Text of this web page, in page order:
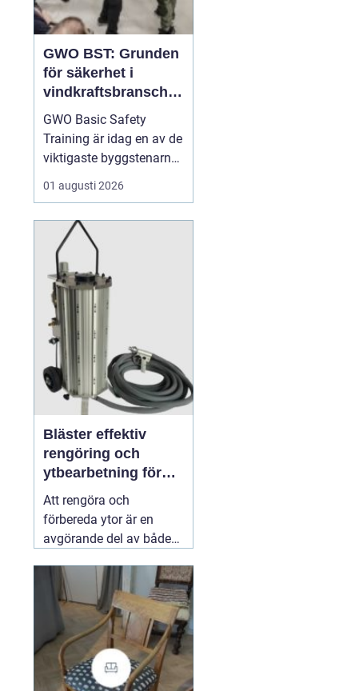
GWO BST: Grunden
för säkerhet i
vindkraftsbransche
n
GWO Basic Safety
Training är idag en av de
viktigaste byggstenarna
för alla som vill arbeta
professionellt inom
skapar en gemensam
säkerhetsnivå i en
bransch där jobbet ofta
sker långt frå...
01 augusti 2026
Bläster effektiv
rengöring och
ytbearbetning för
proffs och
hantverkare
Att rengöra och
förbereda ytor är en
avgörande del av både
renovering. Färg, rost,
smuts och gamla
beläggningar gör att
material åldras snabbare
och försämrar
slutresultatet vid